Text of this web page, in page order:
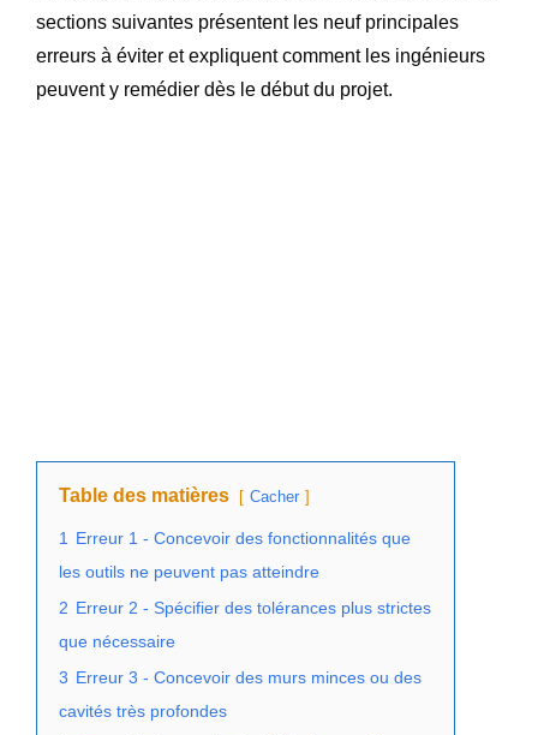
sections suivantes présentent les neuf principales
erreurs à éviter et expliquent comment les ingénieurs
peuvent y remédier dès le début du projet.
Table des matières Cacher
1
Erreur 1 - Concevoir des fonctionnalités que
les outils ne peuvent pas atteindre
2 Erreur 2 - Spécifier des tolérances plus strictes
que nécessaire
3 Erreur 3 - Concevoir des murs minces ou des
cavités très profondes